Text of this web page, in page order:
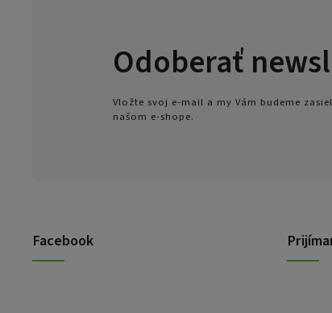
Facebook
Odoberať
Vložte svoj e-mail a my Vám budeme
našom e-shope.